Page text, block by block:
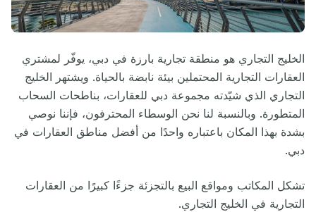
الخليج التجاري هو منطقة تجارية بارزة في دبي، يوفّر لمشتري
العقارات التجارية المحتملين بيئة نابضة بالحياة. ويشتهر الخليج
التجاري الذي شيّدته مجموعة دبي للعقارات، بناطحات السحاب
المتطورة. وبالنسبة لنا نحن الوسطاء المحترفون، فإننا نوصي
بشدة بهذا المكان باعتباره واحدًا من أفضل مناطق العقارات في
دبي.
تشكل المكاتب ومواقع البيع بالتجزئة جزءًا كبيرًا من العقارات
التجارية في الخليج التجاري.